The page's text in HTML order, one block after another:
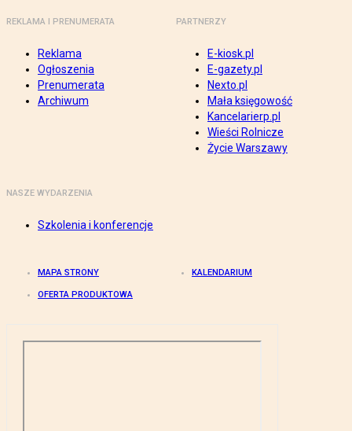
REKLAMA I PRENUMERATA
Reklama
Ogłoszenia
Prenumerata
Archiwum
PARTNERZY
E-kiosk.pl
E-gazety.pl
Nexto.pl
Mała księgowość
Kancelarierp.pl
Wieści Rolnicze
Życie Warszawy
NASZE WYDARZENIA
Szkolenia i konferencje
MAPA STRONY KALENDARIUM
OFERTA PRODUKTOWA